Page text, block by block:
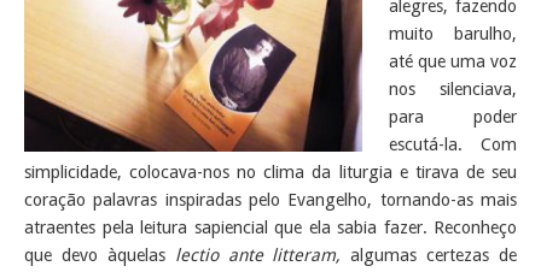
alegres, fazendo
muito barulho,
até que uma voz
nos silenciava,
para poder
escutá-la. Com
simplicidade, colocava-nos no clima da liturgia e tirava de seu
coração palavras inspiradas pelo Evangelho, tornando-as mais
atraentes pela leitura sapiencial que ela sabia fazer. Reconheço
que devo àquelas lectio ante litteram,algumas certezas de